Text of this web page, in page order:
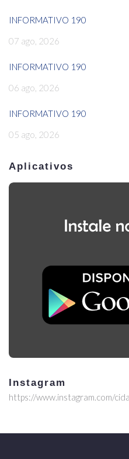
INFORMATIVO 190
07 ago, 2026
INFORMATIVO 190
06 ago, 2026
INFORMATIVO 190
05 ago, 2026
Aplicativos
Instagram
https://www.instagram.com/